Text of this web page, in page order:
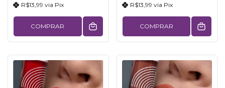
R$13,99 via Pix
COMPRAR
R$13,99 via Pix
COMPRAR